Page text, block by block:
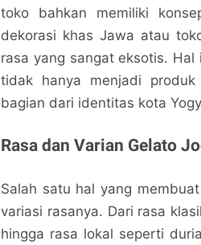
toko bahkan memiliki
dekorasi khas Jawa atau
rasa yang sangat eksotis.
tidak hanya menjadi
bagian dari identitas kota
Rasa dan Varian Gelato
Salah satu hal yang
variasi rasanya. Dari rasa
hingga rasa lokal seperti